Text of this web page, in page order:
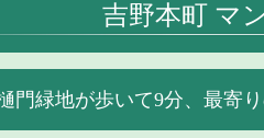
吉野本町 マ
門緑地が歩いて9分、最寄